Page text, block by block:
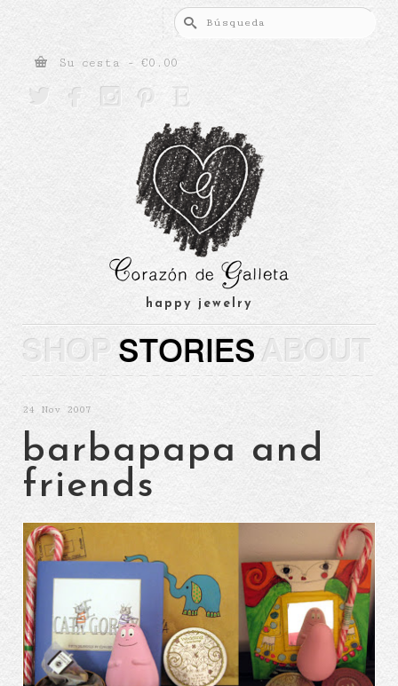
Buscar
por:
Su cesta - €0.00
    
happy jewelry
SHOP STORIES ABOUT
24 Nov 2007
barbapapa and
friends